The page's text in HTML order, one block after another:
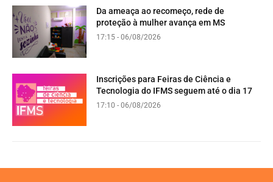
Da ameaça ao recomeço, rede de
proteção à mulher avança em MS
17:15 - 06/08/2026
Inscrições para Feiras de Ciência e
Tecnologia do IFMS seguem até o dia 17
17:10 - 06/08/2026